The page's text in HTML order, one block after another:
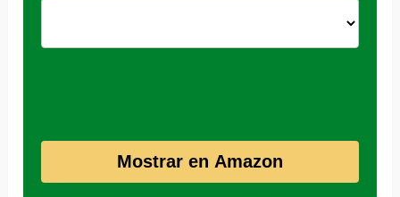
Mostrar en Amazon